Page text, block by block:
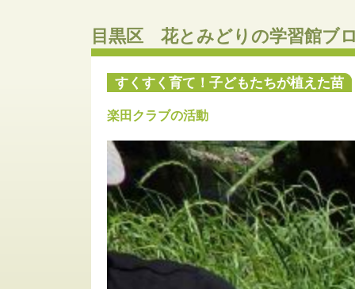
目黒区 花とみどりの学習館ブ
すくすく育て！子どもたちが植えた苗
楽田クラブの活動